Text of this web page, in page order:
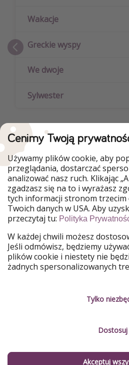
Wakacje
Greckie wyspy
We dwoje
Sylwester
Zapisz się do
Po zapisaniu się do naszego newslettera
wakacyjne oferty oraz podróżnicze
Zarejestruj się
RODO, że Twoje dane mogą być
możesz zrezygnować z otrzymywania
Cenimy Twoją
Używamy plików cookie, aby
przeglądania, dostarczać
analizować nasz ruch. Klikając
zgadzasz się na to i wyrażasz
tych informacji stronom
Twoich danych w USA. Aby
przeczytaj tu: Polityka
W każdej chwili możesz
Jeśli odmówisz, będziemy
plików cookie i niestety nie
żadnych spersonalizowanych
Tylko
Dostosuj
Akceptuj